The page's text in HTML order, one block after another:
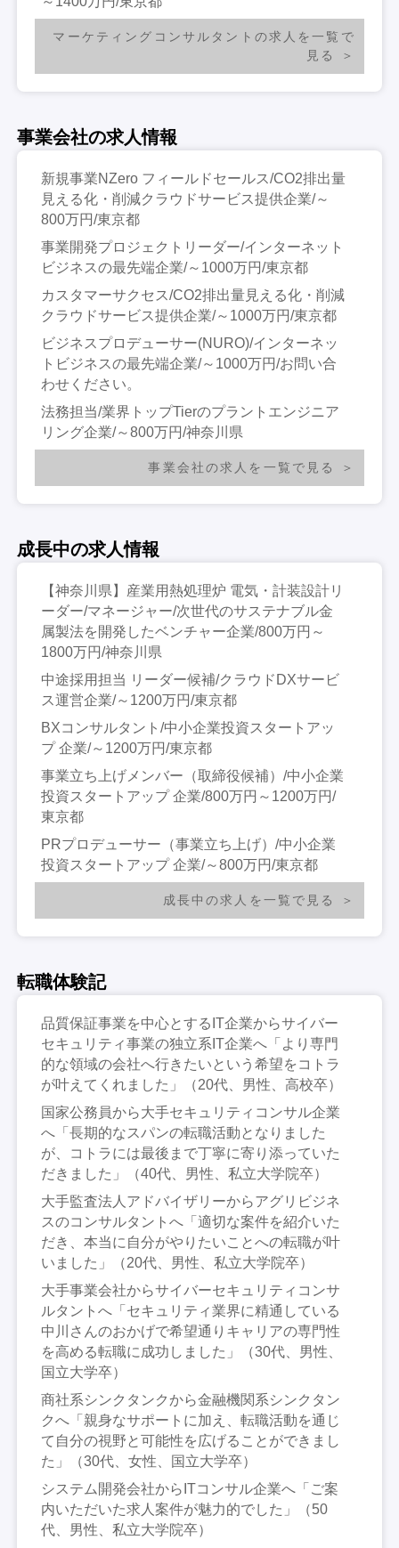
マーケティングコンサルタントの求人を一覧で
見る
事業会社の求人情報
新規事業NZero フィールドセールス/CO2排出量
見える化・削減クラウドサービス提供企業/～
800万円/東京都
事業開発プロジェクトリーダー/インターネット
ビジネスの最先端企業/～1000万円/東京都
カスタマーサクセス/CO2排出量見える化・削減
クラウドサービス提供企業/～1000万円/東京都
ビジネスプロデューサー(NURO)/インターネッ
トビジネスの最先端企業/～1000万円/お問い合
わせください。
法務担当/業界トップTierのプラントエンジニア
リング企業/～800万円/神奈川県
事業会社の求人を一覧で見る
成長中の求人情報
【神奈川県】産業用熱処理炉 電気・計装設計リ
ーダー/マネージャー/次世代のサステナブル金
属製法を開発したベンチャー企業/800万円～
1800万円/神奈川県
中途採用担当 リーダー候補/クラウドDXサービ
ス運営企業/～1200万円/東京都
BXコンサルタント/中小企業投資スタートアッ
プ 企業/～1200万円/東京都
事業立ち上げメンバー（取締役候補）/中小企業
投資スタートアップ 企業/800万円～1200万円/
東京都
PRプロデューサー（事業立ち上げ）/中小企業
投資スタートアップ 企業/～800万円/東京都
成長中の求人を一覧で見る
転職体験記
品質保証事業を中心とするIT企業からサイバー
セキュリティ事業の独立系IT企業へ「より専門
的な領域の会社へ行きたいという希望をコトラ
が叶えてくれました」（20代、男性、高校卒）
国家公務員から大手セキュリティコンサル企業
へ「長期的なスパンの転職活動となりました
が、コトラには最後まで丁寧に寄り添っていた
だきました」（40代、男性、私立大学院卒）
大手監査法人アドバイザリーからアグリビジネ
スのコンサルタントへ「適切な案件を紹介いた
だき、本当に自分がやりたいことへの転職が叶
いました」（20代、男性、私立大学院卒）
大手事業会社からサイバーセキュリティコンサ
ルタントへ「セキュリティ業界に精通している
中川さんのおかげで希望通りキャリアの専門性
を高める転職に成功しました」（30代、男性、
国立大学卒）
商社系シンクタンクから金融機関系シンクタン
クへ「親身なサポートに加え、転職活動を通じ
て自分の視野と可能性を広げることができまし
た」（30代、女性、国立大学卒）
システム開発会社からITコンサル企業へ「ご案
内いただいた求人案件が魅力的でした」（50
代、男性、私立大学院卒）